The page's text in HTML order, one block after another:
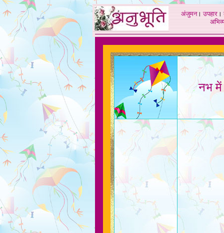
अंजुमन।उपहार।
.नभ में